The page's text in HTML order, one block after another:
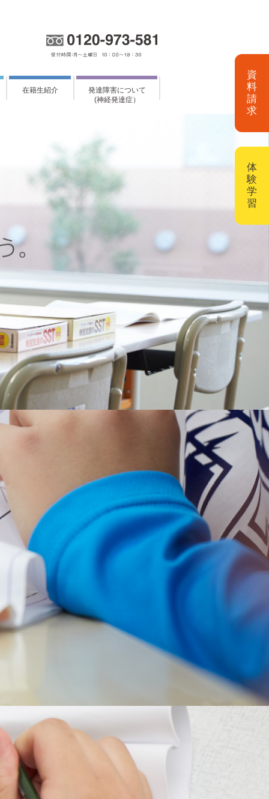
在籍生紹介
発達障害について
(神経発達症）
資
料
請
求
体
験
学
習